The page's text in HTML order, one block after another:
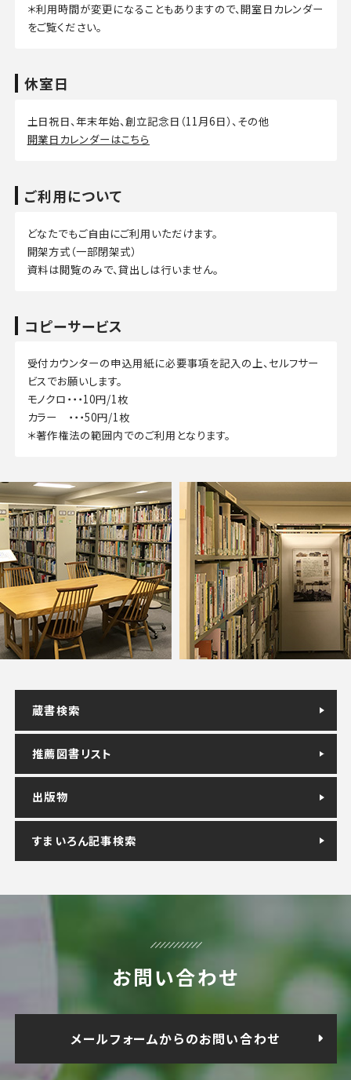
＊利用時間が変更になることもありますので、開室日カレンダー
をご覧ください。
休室日
土日祝日、年末年始、創立記念日（11月6日）、その他
開業日カレンダーはこちら
ご利用について
どなたでもご自由にご利用いただけます。
開架方式（一部閉架式）
資料は閲覧のみで、貸出しは行いません。
コピーサービス
受付カウンターの申込用紙に必要事項を記入の上、セルフサー
ビスでお願いします。
モノクロ・・・10円/1枚
カラー ・・・50円/1枚
＊著作権法の範囲内でのご利用となります。
蔵書検索
推薦図書リスト
出版物
すまいろん記事検索
お問い合わせ
メールフォームからのお問い合わせ